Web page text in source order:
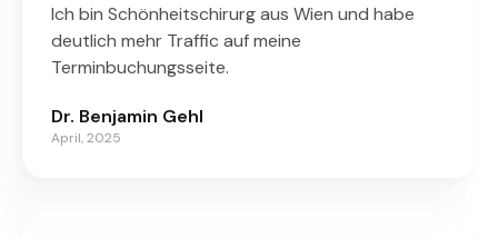
Ich bin Schönheitschirurg aus Wien und habe
deutlich mehr Traffic auf meine
Terminbuchungsseite.
Dr. Benjamin Gehl
April, 2025